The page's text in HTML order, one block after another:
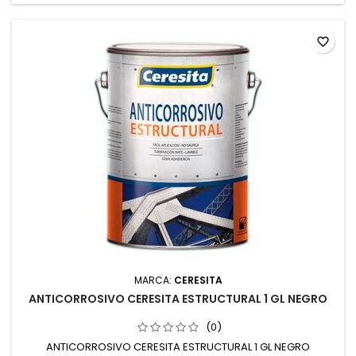
MARCA: CERESITA
ANTICORROSIVO CERESITA ESTRUCTURAL 1 GL NEGRO
(0)
ANTICORROSIVO CERESITA ESTRUCTURAL 1 GL NEGRO
favorite_border